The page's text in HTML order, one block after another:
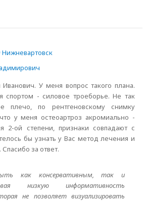
Нижневартовск
Иванович. У меня вопрос такого плана.
спортом - силовое троеборье. Не так
плечо, по рентгеновскому снимку
у меня остеоартроз акромиально -
2-ой степени, признаки совпадают с
бы узнать у Вас метод лечения и
за ответ.
как консервативным, так и
низкую информативность
не позволяет визуализировать